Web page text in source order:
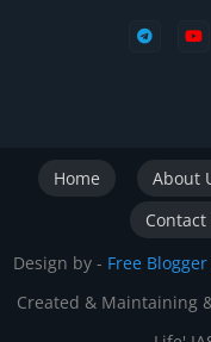
Home About
Contact
Design by - Free
Created & Maintaining